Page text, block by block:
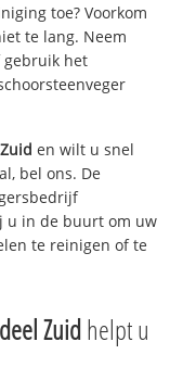
toe? Voorkom
te lang. Neem
gebruik het
en wilt u snel
bel ons. De
u in de buurt om uw
te reinigen of te
Zuidhelpt u